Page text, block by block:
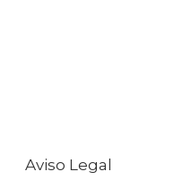
Aviso Legal